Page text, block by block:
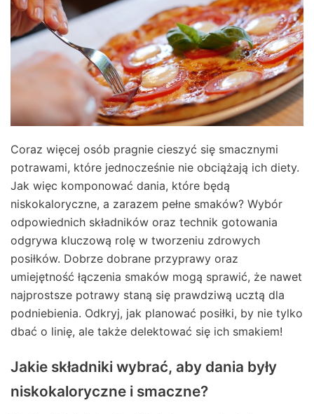
Coraz więcej osób pragnie cieszyć się smacznymi
potrawami, które jednocześnie nie obciążają ich diety.
Jak więc komponować dania, które będą
niskokaloryczne, a zarazem pełne smaków? Wybór
odpowiednich składników oraz technik gotowania
odgrywa kluczową rolę w tworzeniu zdrowych
posiłków. Dobrze dobrane przyprawy oraz
umiejętność łączenia smaków mogą sprawić, że nawet
najprostsze potrawy staną się prawdziwą ucztą dla
podniebienia. Odkryj, jak planować posiłki, by nie tylko
dbać o linię, ale także delektować się ich smakiem!
Jakie składniki wybrać, aby dania były
niskokaloryczne i smaczne?